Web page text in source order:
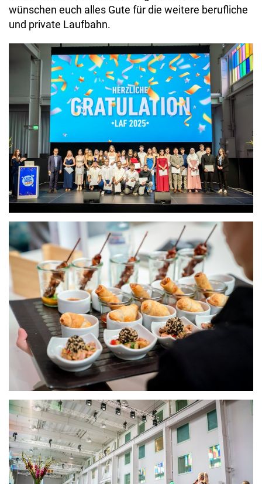
wünschen euch alles Gute für die weitere berufliche
und private Laufbahn.